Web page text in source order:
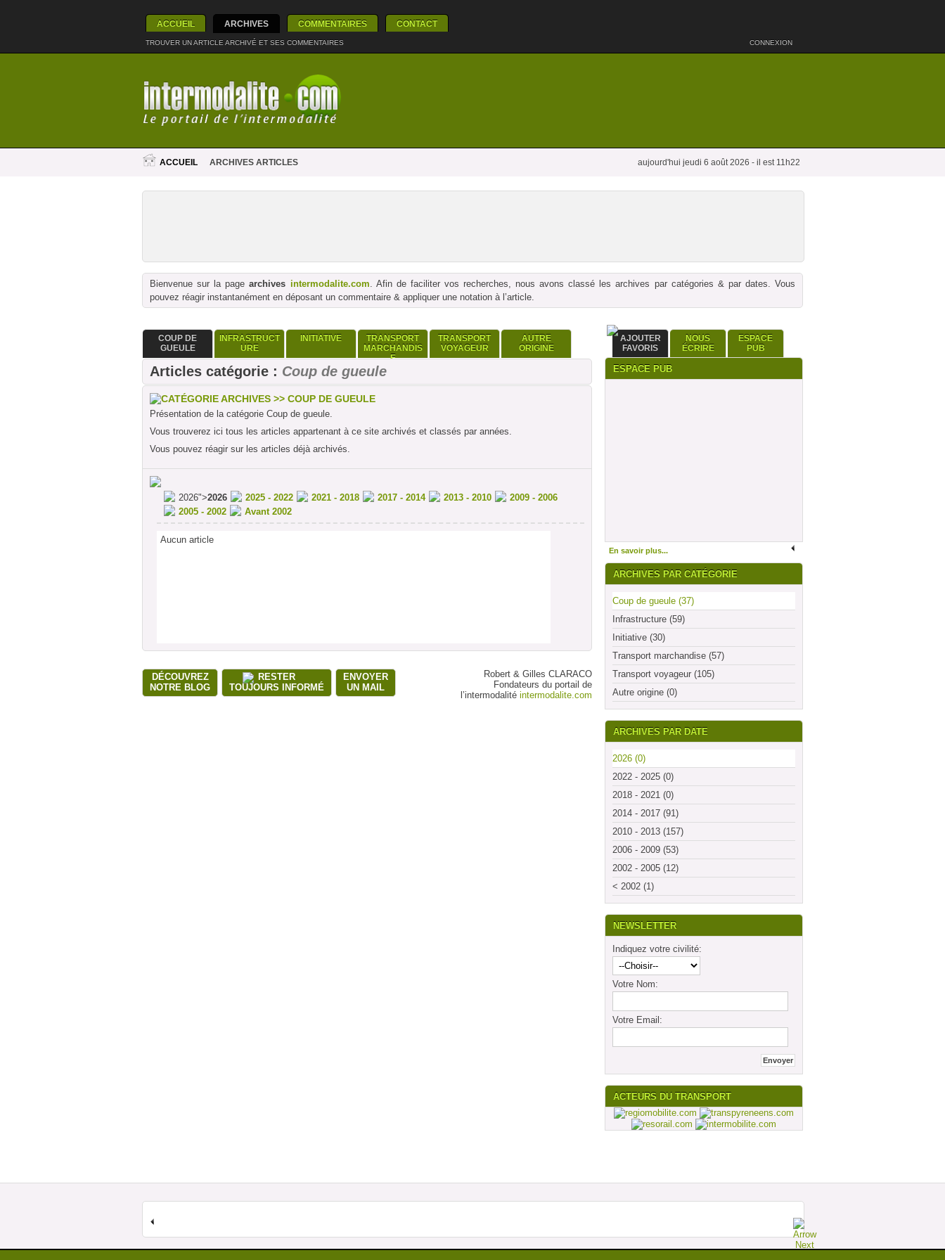
ACCUEIL ARCHIVES COMMENTAIRES CONTACT
TROUVER UN ARTICLE ARCHIVÉ ET SES COMMENTAIRES CONNEXION
ACCUEIL ARCHIVES ARTICLES aujourd'hui jeudi 6 août 2026 - il est 11h22
Bienvenue sur la pagearchives intermodalite.com. Afin de faciliter vos recherches, nous avons classé les archives par catégories & par dates. Vous
pouvez réagir instantanément en déposant un commentaire & appliquer une notation à l’article.
COUP DE
GUEULE
INFRASTRUCT
URE
INITIATIVE
TRANSPORT
MARCHANDIS
E
TRANSPORT
VOYAGEUR
AUTRE
ORIGINE
Articles catégorie : Coup de gueule
CATÉGORIE ARCHIVES >> COUP DE GUEULE
Présentation de la catégorie Coup de gueule.
Vous trouverez ici tous les articles appartenant à ce site archivés et classés par années.
Vous pouvez réagir sur les articles déjà archivés.
2026">2026 2025 - 2022 2021 - 2018 2017 - 2014 2013 - 2010
2009 - 2006
2005 - 2002
Avant 2002
Aucun article
DÉCOUVREZ
NOTRE BLOG
RESTER
TOUJOURS INFORMÉ
ENVOYER
UN MAIL
Robert & Gilles CLARACO
Fondateurs du portail de
l’intermodalité intermodalite.com
AJOUTER
FAVORIS
NOUS
ÉCRIRE
ESPACE
PUB
ESPACE PUB
En savoir plus...
ARCHIVES PAR CATÉGORIE
Coup de gueule (37)
Infrastructure (59)
Initiative (30)
Transport marchandise (57)
Transport voyageur (105)
Autre origine (0)
ARCHIVES PAR DATE
2026 (0)
2022 - 2025 (0)
2018 - 2021 (0)
2014 - 2017 (91)
2010 - 2013 (157)
2006 - 2009 (53)
2002 - 2005 (12)
< 2002 (1)
NEWSLETTER
Indiquez votre civilité:
Votre Nom:
Votre Email:
ACTEURS DU TRANSPORT